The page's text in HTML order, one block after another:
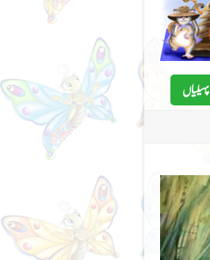
پہیلیاں